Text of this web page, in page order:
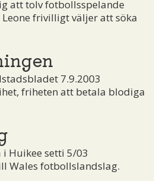
att tolv fotbollsspelande
frivilligt väljer att söka
7.9.2003
friheten att betala blodiga
Huikee setti 5/03
Wales fotbollslandslag.